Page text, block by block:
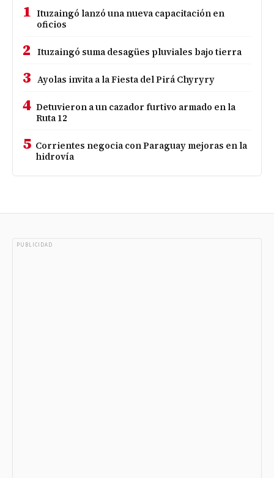
1 Ituzaingó lanzó una nueva capacitación en
oficios
2 Ituzaingó suma desagües pluviales bajo tierra
3 Ayolas invita a la Fiesta del Pirá Chyryry
4 Detuvieron a un cazador furtivo armado en la
Ruta 12
5 Corrientes negocia con Paraguay mejoras en la
hidrovía
PUBLICIDAD